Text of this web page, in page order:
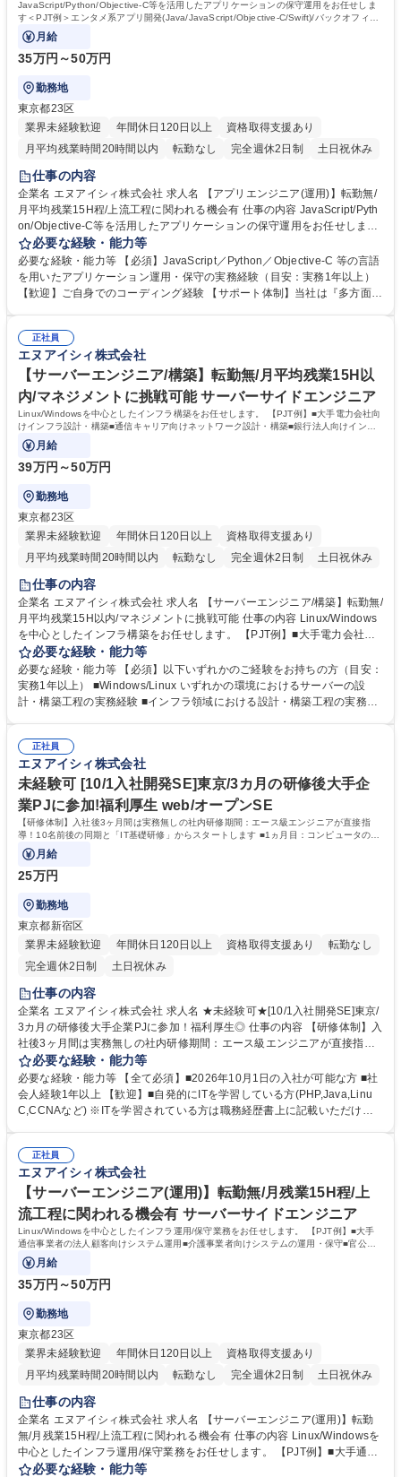
JavaScript/Python/Objective-C等を活用したアプリケーションの保守運用をお任せしま
す＜PJT例＞エンタメ系アプリ開発(Java/JavaScript/Objective-C/Swift)/バックオフィス
業務における生成AI活用トライアル(Python)
月給
35万円～50万円
勤務地
東京都23区
業界未経験歓迎
年間休日120日以上
資格取得支援あり
月平均残業時間20時間以内
転勤なし 完全週休2日制 土日祝休み
仕事の内容
企業名 エヌアイシィ株式会社 求人名 【アプリエンジニア(運用)】転勤無/
月平均残業15H程/上流工程に関われる機会有 仕事の内容 JavaScript/Pyth
on/Objective-C等を活用したアプリケーションの保守運用をお任せします
＜PJT例＞エンタメ系アプリ開発(Java/JavaScript/Objective-C/Swift)/バッ
クオフィス業務における生成AI活用トライアル(Python) 【キャリアパス】
■スペシャリスト：在籍から5年経過したメンバーには「フェローチーム」
としてマネジメント業務を行わず現場でスキルを磨けるキャリアパス ■マ
ト管理経験、メンバーマネジメント経験を積むとPM・PLへのキャリアパ
スもございます。※上記いずれかを選択可能です。 募集職種 【アプリエ
ンジニア(運用)】転勤無/月平均残業15H程/上流工程に関われる機会有
必要な経験・能力等
必要な経験・能力等 【必須】JavaScript／Python／Objective-C 等の言語
を用いたアプリケーション運用・保守の実務経験（目安：実務1年以上）
【歓迎】ご自身でのコーディング経験 【サポート体制】当社は『多方面サ
ャリアプランニングについて相談できる体制をとっております。 【資格取
得制度】指定する資格を取得した方にお祝い金を最長3年間（毎月）支給
しております。 資格取得できた場合の受験料の全額負担有 学歴・資格 学
歴：大学院 大学 高専 短大 専修学校 高校 語学力： 資格：
正社員
エヌアイシィ株式会社
【サーバーエンジニア/構築】転勤無/月平均残業15H以
内/マネジメントに挑戦可能 サーバーサイドエンジニア
Linux/Windowsを中心としたインフラ構築をお任せします。 【PJT例】■大手電力会社向
けインフラ設計・構築■通信キャリア向けネットワーク設計・構築■銀行法人向けインタ
ーネットバンキング関連システム更改
月給
39万円～50万円
勤務地
東京都23区
業界未経験歓迎
年間休日120日以上
資格取得支援あり
月平均残業時間20時間以内
転勤なし 完全週休2日制 土日祝休み
仕事の内容
企業名 エヌアイシィ株式会社 求人名 【サーバーエンジニア/構築】転勤無/
月平均残業15H以内/マネジメントに挑戦可能 仕事の内容 Linux/Windows
を中心としたインフラ構築をお任せします。 【PJT例】■大手電力会社向
けインフラ設計・構築■通信キャリア向けネットワーク設計・構築■銀行法
人向けインターネットバンキング関連システム更改 【キャリアパス】■ス
ペシャリスト：在籍から5年経過したメンバーには「フェローチーム」と
してマネジメント業務を行わず現場でスキルを磨けるキャリアパス ■マネ
管理経験、メンバーマネジメント経験を積むとPM・PLへのキャリアパス
もございます。※上記いずれかを選択可能です。 募集職種 【サーバーエ
ンジニア/構築】転勤無/月平均残業15H以内/マネジメントに挑戦可能
必要な経験・能力等
必要な経験・能力等 【必須】以下いずれかのご経験をお持ちの方（目安：
実務1年以上） ■Windows/Linux いずれかの環境におけるサーバーの設
計・構築工程の実務経験 ■インフラ領域における設計・構築工程の実務経
ごとの個別相談、上司は進捗管理やキャリアプランニングについて相談で
きる体制をとっております。 【資格取得制度】指定する資格を取得した方
にお祝い金を最長3年間（毎月）支給しております。 資格取得できた場合
の受験料の全額負担有 学歴・資格 学歴：大学院 大学 高専 短大 専修学校
高校 語学力： 資格：
正社員
エヌアイシィ株式会社
未経験可 [10/1入社開発SE]東京/3カ月の研修後大手企
業PJに参加!福利厚生 web/オープンSE
【研修体制】入社後3ヶ月間は実務無しの社内研修期間：エース級エンジニアが直接指
導！10名前後の同期と「IT基礎研修」からスタートします ■1ヵ月目：コンピュータの仕
組みやサーバ・ネットワークの基礎知識等
月給
25万円
勤務地
東京都新宿区
業界未経験歓迎
年間休日120日以上 資格取得支援あり
転勤なし
完全週休2日制
土日祝休み
仕事の内容
企業名 エヌアイシィ株式会社 求人名 ★未経験可★[10/1入社開発SE]東京/
3カ月の研修後大手企業PJに参加！福利厚生◎ 仕事の内容 【研修体制】入
社後3ヶ月間は実務無しの社内研修期間：エース級エンジニアが直接指
導！10名前後の同期と「IT基礎研修」からスタートします ■1ヵ月目：コ
ンピュータの仕組みやサーバ・ネットワークの基礎知識等 イチから学習■
2ヵ月目：代表的なプログラミング言語「Java」を基礎からレクチャー
「講義で知識を習得→課題を解く」を繰り返し実施します■3ヵ月目：1,2
ronze」という資格を取得します(取得率98％） 【研修後】大手事業会社
のプロジェクトに参画、開発～テストの実施 募集職種 ★未経験可★[10/1
入社開発SE]東京/3カ月の研修後大手企業PJに参加！福利厚生◎
必要な経験・能力等
必要な経験・能力等 【全て必須】■2026年10月1日の入社が可能な方 ■社
会人経験1年以上 【歓迎】■自発的にITを学習している方(PHP,Java,Linu
C,CCNAなど) ※ITを学習されている方は職務経歴書上に記載いただけま
T 研修」「自習形式ではなく対話型の講義」にこだわって運営しておりま
す。 ・これまでに150名以上の研修卒業生を輩出し、文系出身者が9割！
・異業種、異職種からの転職社が大半です。 ・10名前後の同期と同時入
社の為、切磋琢磨出来る環境です。 学歴・資格 学歴：大学院 大学 高専 短
大 専修学校 高校 語学力： 資格：
正社員
エヌアイシィ株式会社
【サーバーエンジニア(運用)】転勤無/月残業15H程/上
流工程に関われる機会有 サーバーサイドエンジニア
Linux/Windowsを中心としたインフラ運用/保守業務をお任せします。 【PJT例】■大手
通信事業者の法人顧客向けシステム運用■介護事業者向けシステムの運用・保守■官公庁
向け地理情報管理システム保守
月給
35万円～50万円
勤務地
東京都23区
業界未経験歓迎
年間休日120日以上
資格取得支援あり
月平均残業時間20時間以内
転勤なし 完全週休2日制 土日祝休み
仕事の内容
企業名 エヌアイシィ株式会社 求人名 【サーバーエンジニア(運用)】転勤
無/月残業15H程/上流工程に関われる機会有 仕事の内容 Linux/Windowsを
中心としたインフラ運用/保守業務をお任せします。 【PJT例】■大手通信
事業者の法人顧客向けシステム運用■介護事業者向けシステムの運用・保
必要な経験・能力等